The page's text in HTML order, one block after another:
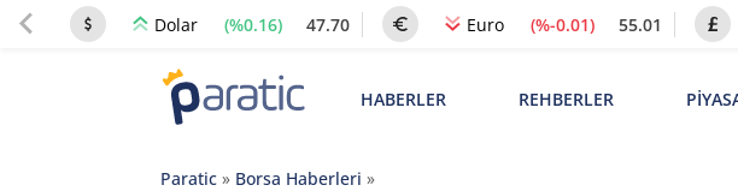
Dolar (%0.16) 47.70 Euro (%-0.01) 55.01
HABERLER REHBERLER
Paratic» Borsa Haberleri »